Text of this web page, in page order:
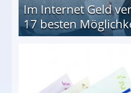
Im Internet Geld
17 besten